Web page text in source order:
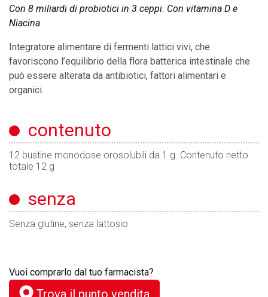
Con 8 miliardi di probiotici in 3 ceppi. Con vitamina D e
Niacina
Integratore alimentare di fermenti lattici vivi, che
favoriscono l’equilibrio della flora batterica intestinale che
può essere alterata da antibiotici, fattori alimentari e
organici.
contenuto
12 bustine monodose orosolubili da 1 g. Contenuto netto
totale 12 g
senza
Senza glutine, senza lattosio
Vuoi comprarlo dal tuo farmacista?